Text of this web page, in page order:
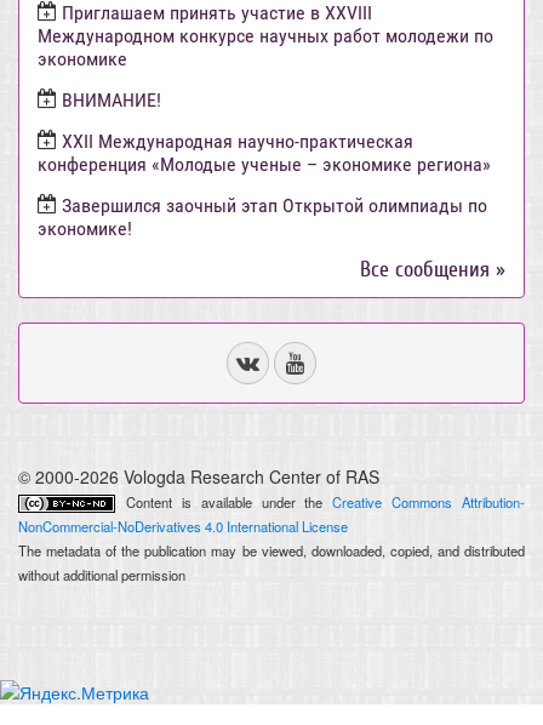
Приглашаем принять участие в XXVIII
Международном конкурсе научных работ молодежи по
экономике
ВНИМАНИЕ!
ХХII Международная научно-практическая
конференция «Молодые ученые – экономике региона»
Завершился заочный этап Открытой олимпиады по
экономике!
Все сообщения »
© 2000-2026 Vologda Research Center of RAS
Content is available under theCreative Commons Attribution-
NonCommercial-NoDerivatives 4.0 International License
The metadata of the publication may be viewed, downloaded, copied, and distributed
without additional permission